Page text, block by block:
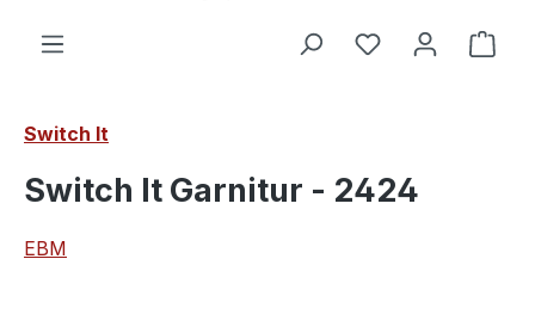
Du hast 0
Switch It
Switch It Garnitur - 2424
EBM